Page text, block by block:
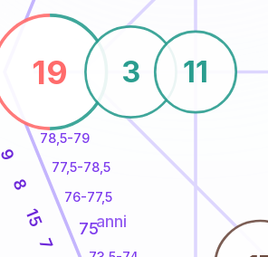
76-77,5
77,5-78,5
78,5-79
7
15
8
9
19 3 11
75anni